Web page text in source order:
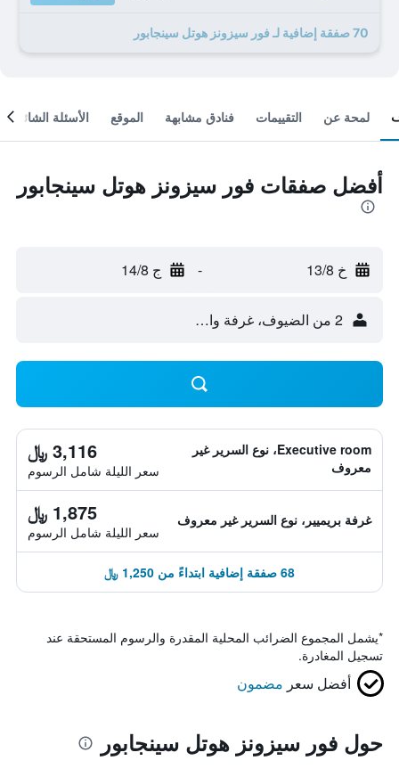
70 صفقة إضافية لـ فور سيزونز هوتل سينجابور
لمحة عن التقييمات فنادق مشابهة الموقع الأسئلة الشائعة
أفضل صفقات فور سيزونز هوتل سينجابور
خ 13/8 - ج 14/8
2 من الضيوف، غرفة واحدة
Executive room، نوع السرير غير
معروف
3,116 ﷼
سعر الليلة شامل الرسوم
غرفة بريميير، نوع السرير غير معروف 1,875 ﷼
سعر الليلة شامل الرسوم
68 صفقة إضافية ابتداءً من 1,250 ﷼
*يشمل المجموع الضرائب المحلية المقدرة والرسوم المستحقة عند
تسجيل المغادرة.
أفضل سعر مضمون
حول فور سيزونز هوتل سينجابور